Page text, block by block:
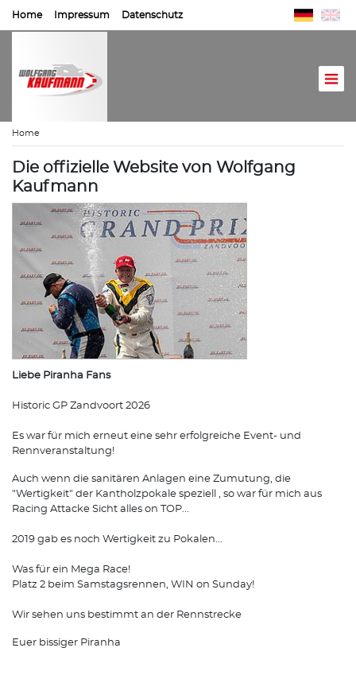
Home Impressum Datenschutz
Home
Die offizielle Website von Wolfgang
Kaufmann
Liebe Piranha Fans
Historic GP Zandvoort 2026
Es war für mich erneut eine sehr erfolgreiche Event- und
Rennveranstaltung!
Auch wenn die sanitären Anlagen eine Zumutung, die
"Wertigkeit" der Kantholzpokale speziell , so war für mich aus
Racing Attacke Sicht alles on TOP...
2019 gab es noch Wertigkeit zu Pokalen...
Was für ein Mega Race!
Platz 2 beim Samstagsrennen, WIN on Sunday!
Wir sehen uns bestimmt an der Rennstrecke
Euer bissiger Piranha